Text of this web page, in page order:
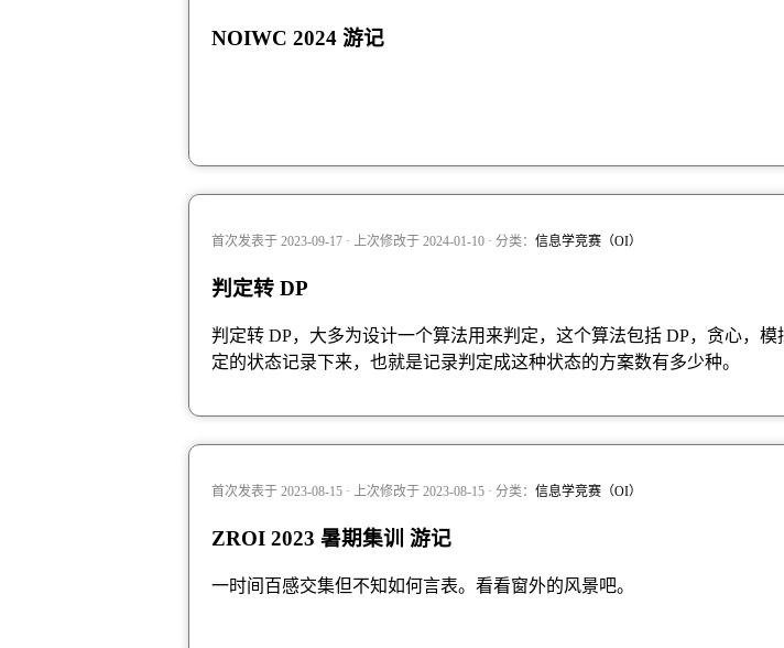
NOIWC 2024 游记
首次发表于 2023-09-17 · 上次修改于 2024-01-10 · 分类： 信息学竞赛（OI）
判定转 DP
判定转 DP，大多为设计一个算法用来判定，这个算法包括 DP，贪心，模
定的状态记录下来，也就是记录判定成这种状态的方案数有多少种。
首次发表于 2023-08-15 · 上次修改于 2023-08-15 · 分类： 信息学竞赛（OI）
ZROI 2023 暑期集训 游记
一时间百感交集但不知如何言表。看看窗外的风景吧。